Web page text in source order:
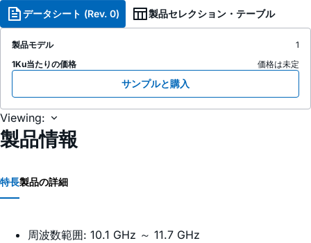
データシート (Rev. 0) 製品セレクション・テーブル
製品モデル
1
1Ku当たりの価格
価格は未定
サンプルと購入
Viewing:
製品情報
特長製品の詳細
周波数範囲: 10.1 GHz ～ 11.7 GHz